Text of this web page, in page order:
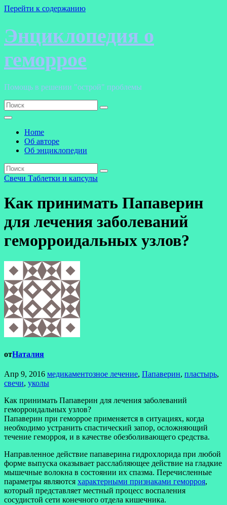
Перейти к содержанию
Энциклопедия о
геморрое
Помощь в решении "острой" проблемы
Home
Об авторе
Об энциклопедии
Свечи Таблетки и капсулы
Как принимать Папаверин
для лечения заболеваний
геморроидальных узлов?
отНаталия
Апр 9, 2016 медикаментозное лечение, Папаверин, пластырь,
свечи, уколы
Как принимать Папаверин для лечения заболеваний
геморроидальных узлов?
Папаверин при геморрое применяется в ситуациях, когда
необходимо устранить спастический запор, осложняющий
течение геморроя, и в качестве обезболивающего средства.
Направленное действие папаверина гидрохлорида при любой
форме выпуска оказывает расслабляющее действие на гладкие
мышечные волокна в состоянии их спазма. Перечисленные
параметры являются характерными признаками геморроя,
который представляет местный процесс воспаления
сосудистой сети конечного отдела кишечника.